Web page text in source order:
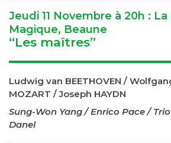
Jeudi 11 Novembre à 20h :
Magique, Beaune
“Les maîtres”
Ludwig van BEETHOVEN /
MOZART / Joseph HAYDN
Sung-Won Yang / Enrico Pace /
Danel